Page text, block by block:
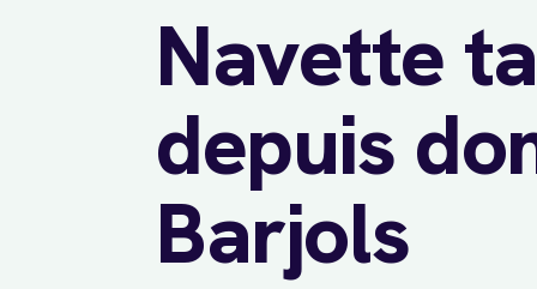
Navette
depuis
Barjols